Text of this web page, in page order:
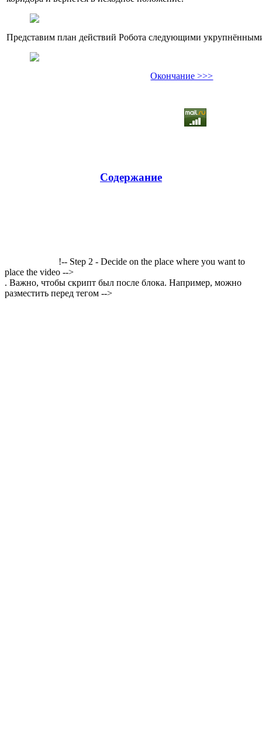
Представим план действий Робота следующими
Окончание >>>
Содержание
!-- Step 2 - Decide on the place where you want to
place the video -->
. Важно, чтобы скрипт был после блока. Например, можно
разместить перед тегом -->